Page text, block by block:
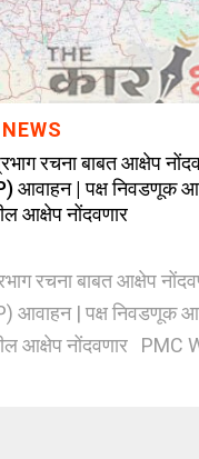
रचना बाबत आक्षेप
आवाहन | पक्ष निवडणूक
आक्षेप नोंदवणार
रचना बाबत आक्षेप
आवाहन | पक्ष निवडणूक
आक्षेप नोंदवणार PMC